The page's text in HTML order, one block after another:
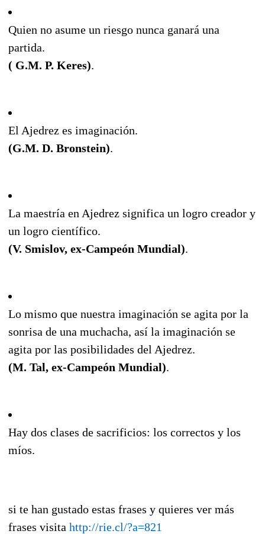
Quien no asume un riesgo nunca ganará una
partida.
( G.M. P. Keres).
El Ajedrez es imaginación.
(G.M. D. Bronstein).
La maestría en Ajedrez significa un logro creador y
un logro científico.
(V. Smislov, ex-Campeón Mundial).
Lo mismo que nuestra imaginación se agita por la
sonrisa de una muchacha, así la imaginación se
agita por las posibilidades del Ajedrez.
(M. Tal, ex-Campeón Mundial).
Hay dos clases de sacrificios: los correctos y los
míos.
si te han gustado estas frases y quieres ver más
frases visita http://rie.cl/?a=821